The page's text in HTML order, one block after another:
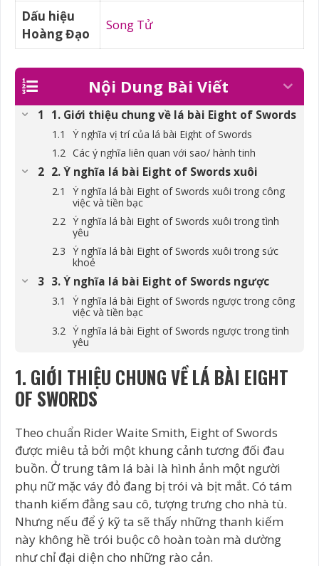
Dấu hiệu
Hoàng Đạo
Song Tử
Nội Dung Bài Viết
1. Giới thiệu chung về lá bài Eight of Swords
Ý nghĩa vị trí của lá bài Eight of Swords
Các ý nghĩa liên quan với sao/ hành tinh
2. Ý nghĩa lá bài Eight of Swords xuôi
Ý nghĩa lá bài Eight of Swords xuôi trong công
việc và tiền bạc
Ý nghĩa lá bài Eight of Swords xuôi trong tình
yêu
Ý nghĩa lá bài Eight of Swords xuôi trong sức
khoẻ
3. Ý nghĩa lá bài Eight of Swords ngược
Ý nghĩa lá bài Eight of Swords ngược trong công
việc và tiền bạc
Ý nghĩa lá bài Eight of Swords ngược trong tình
yêu
khỏe
4. Tương quan của Eight of Swords với các
lá bài trong trải bài
Eight of Swords và The Magician
Eight of Swords và The Moon/ The Sun/
Strength
Eight of Swords và Four of Wands
Eight of Swords và Two of Cups
5. Kết luận về lá bài Eight of Swords
1. GIỚI THIỆU CHUNG VỀ LÁ BÀI EIGHT
OF SWORDS
Theo chuẩn Rider Waite Smith, Eight of Swords
được miêu tả bởi một khung cảnh tương đối đau
buồn. Ở trung tâm lá bài là hình ảnh một người
phụ nữ mặc váy đỏ đang bị trói và bịt mắt. Có tám
thanh kiếm đằng sau cô, tượng trưng cho nhà tù.
Nhưng nếu để ý kỹ ta sẽ thấy những thanh kiếm
này không hề trói buộc cô hoàn toàn mà dường
như chỉ đại diện cho những rào cản.